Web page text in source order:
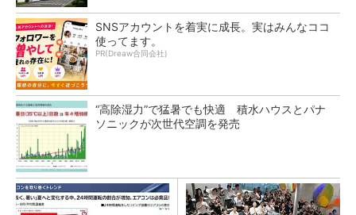
SNSアカウントを着実に成長。実はみんなココ
使ってます。
PR(Dreaw合同会社)
“高除湿力”で猛暑でも快適 積水ハウスとパナ
ソニックが次世代空調を発売